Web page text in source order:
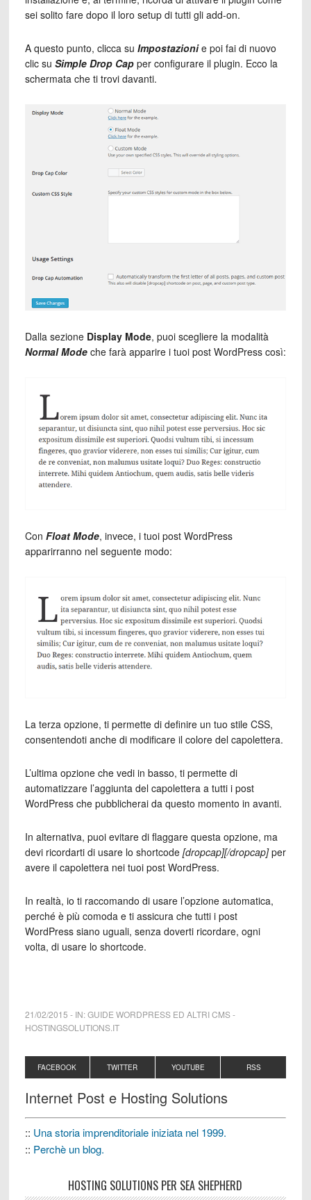
sei solito fare dopo il loro setup di tutti gli add-on.
A questo punto, clicca su Impostazionie poi fai di nuovo
clic su Simple Drop Capper configurare il plugin. Ecco la
schermata che ti trovi davanti.
Dalla sezione Display Mode, puoi scegliere la modalità
Normal Modeche farà apparire i tuoi post WordPress così:
Con Float Mode, invece, i tuoi post WordPress
apparirranno nel seguente modo:
La terza opzione, ti permette di definire un tuo stile CSS,
consentendoti anche di modificare il colore del capolettera.
L’ultima opzione che vedi in basso, ti permette di
automatizzare l’aggiunta del capolettera a tutti i post
WordPress che pubblicherai da questo momento in avanti.
In alternativa, puoi evitare di flaggare questa opzione, ma
devi ricordarti di usare lo shortcode [dropcap][/dropcap]per
avere il capolettera nei tuoi post WordPress.
In realtà, io ti raccomando di usare l’opzione automatica,
perché è più comoda e ti assicura che tutti i post
WordPress siano uguali, senza doverti ricordare, ogni
volta, di usare lo shortcode.
21/02/2015 - IN:GUIDE WORDPRESS ED ALTRI CMS-
HOSTINGSOLUTIONS.IT
FACEBOOK TWITTER YOUTUBE RSS
Internet Post e Hosting Solutions
:: Una storia imprenditoriale iniziata nel 1999.
:: Perchè un blog.
HOSTING SOLUTIONS PER SEA SHEPHERD